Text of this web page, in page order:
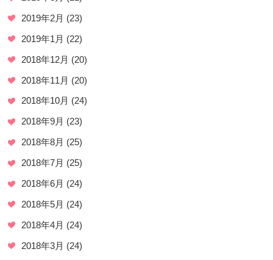
2019年2月 (23)
2019年1月 (22)
2018年12月 (20)
2018年11月 (20)
2018年10月 (24)
2018年9月 (23)
2018年8月 (25)
2018年7月 (25)
2018年6月 (24)
2018年5月 (24)
2018年4月 (24)
2018年3月 (24)